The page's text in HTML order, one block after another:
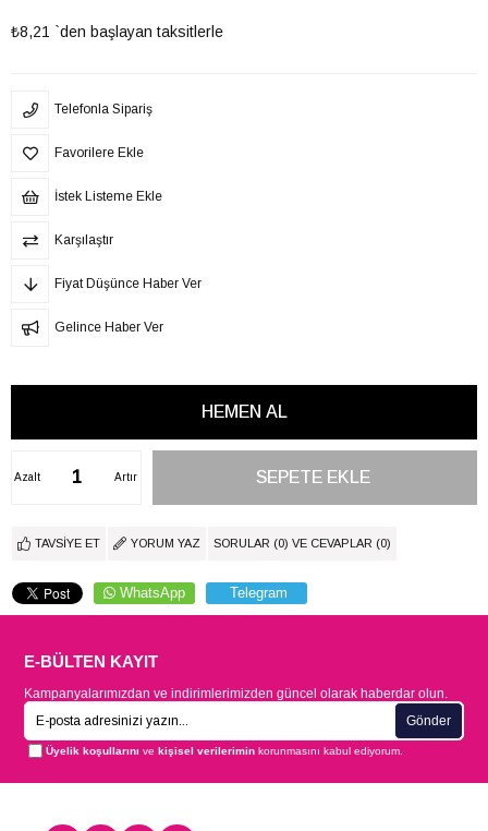
₺8,21 `den başlayan taksitlerle
Telefonla Sipariş
Favorilere Ekle
İstek Listeme Ekle
Karşılaştır
Fiyat Düşünce Haber Ver
Gelince Haber Ver
Artır
Azalt
TAVSIYE ET YORUM YAZ SORULAR (0) VE CEVAPLAR (0)
WhatsApp Telegram
E-BÜLTEN KAYIT
Kampanyalarımızdan ve indirimlerimizden güncel olarak haberdar olun.
Gönder
Üyelik koşullarını vekişisel verilerimin korunmasını kabul ediyorum.